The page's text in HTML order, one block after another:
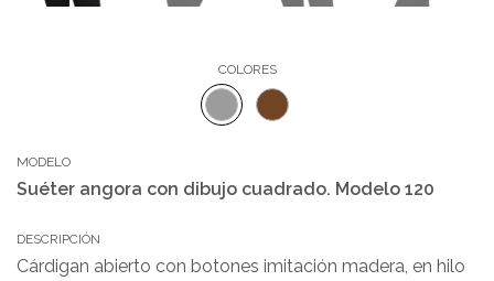
COLORES
MODELO
Suéter angora con dibujo cuadrado. Modelo 120
DESCRIPCIÓN
Cárdigan abierto con botones imitación madera, en hilo